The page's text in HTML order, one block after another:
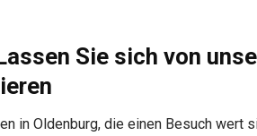
Sie sich von
in Oldenburg, die einen Besuch wert